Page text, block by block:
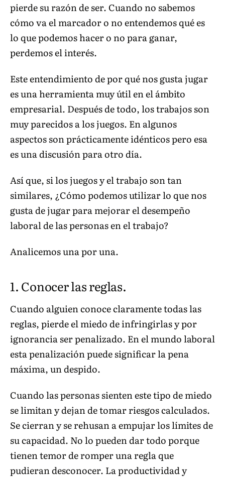
pierde su razón de ser. Cuando no sabemos
cómo va el marcador o no entendemos qué es
lo que podemos hacer o no para ganar,
perdemos el interés.
Este entendimiento de por qué nos gusta jugar
es una herramienta muy útil en el ámbito
empresarial. Después de todo, los trabajos son
muy parecidos a los juegos. En algunos
aspectos son prácticamente idénticos pero esa
es una discusión para otro día.
Así que, si los juegos y el trabajo son tan
similares, ¿Cómo podemos utilizar lo que nos
gusta de jugar para mejorar el desempeño
laboral de las personas en el trabajo?
Analicemos una por una.
1. Conocer las reglas.
Cuando alguien conoce claramente todas las
reglas, pierde el miedo de infringirlas y por
ignorancia ser penalizado. En el mundo laboral
esta penalización puede significar la pena
máxima, un despido.
Cuando las personas sienten este tipo de miedo
se limitan y dejan de tomar riesgos calculados.
Se cierran y se rehusan a empujar los límites de
su capacidad. No lo pueden dar todo porque
tienen temor de romper una regla que
pudieran desconocer. La productividad y